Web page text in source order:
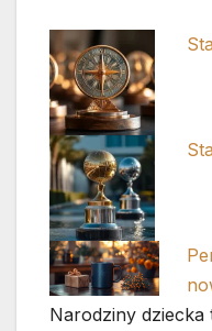
Narodziny dziecka